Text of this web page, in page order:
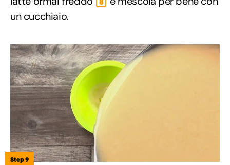
8
un cucchiaio.
Step 9